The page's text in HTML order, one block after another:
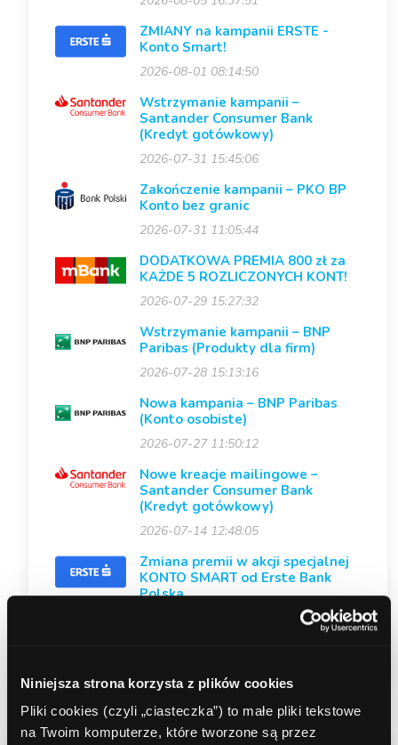
Niniejsza strona korzysta z plików cookies
Pliki cookies (czyli „ciasteczka”) to małe pliki tekstowe
na Twoim komputerze, które tworzone są przez
ZMIANY na kampanii ERSTE -
Konto Smart!
2026-08-01 08:14:50
Wstrzymanie kampanii –
Santander Consumer Bank
(Kredyt gotówkowy)
2026-07-31 15:45:06
Zakończenie kampanii – PKO BP
Konto bez granic
2026-07-31 11:05:44
DODATKOWA PREMIA 800 zł za
KAŻDE 5 ROZLICZONYCH KONT!
2026-07-29 15:27:32
Wstrzymanie kampanii – BNP
Paribas (Produkty dla firm)
2026-07-28 15:13:16
Nowa kampania – BNP Paribas
(Konto osobiste)
2026-07-27 11:50:12
Nowe kreacje mailingowe –
Santander Consumer Bank
(Kredyt gotówkowy)
2026-07-14 12:48:05
Zmiana premii w akcji specjalnej
KONTO SMART od Erste Bank
Polska